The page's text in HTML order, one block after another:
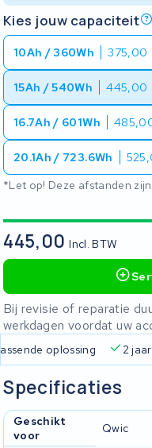
Kies jouw capaciteit
10Ah / 360Wh 375,00
15Ah / 540Wh 445,00
16.7Ah / 601Wh
20.1Ah / 723.6Wh
*Let op! Deze afstanden
445,00Incl. BTW
Bij revisie of reparatie
werkdagen voordat uw
oplossing 2
Specificaties
Geschikt
voor
Qwic